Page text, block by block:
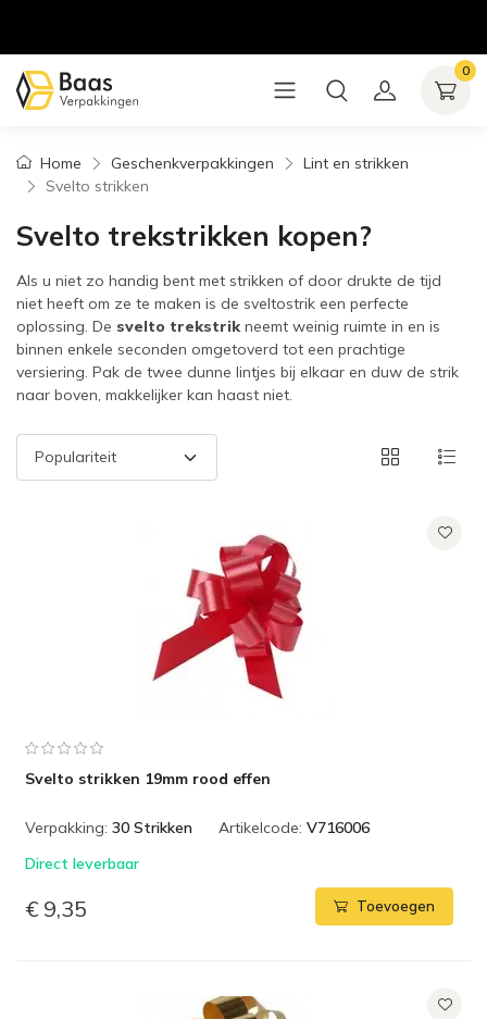
0
Home Geschenkverpakkingen
Lint en strikken
Svelto strikken
Svelto trekstrikken kopen?
Als u niet zo handig bent met strikken of door drukte de tijd
niet heeft om ze te maken is de sveltostrik een perfecte
oplossing. De svelto trekstrikneemt weinig ruimte in en is
binnen enkele seconden omgetoverd tot een prachtige
versiering. Pak de twee dunne lintjes bij elkaar en duw de strik
naar boven, makkelijker kan haast niet.
Svelto strikken 19mm rood effen
Verpakking: 30 Strikken Artikelcode: V716006
Direct leverbaar
€ 9,35 Toevoegen